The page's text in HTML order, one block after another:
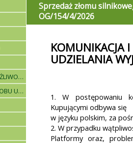
INFORMACJA NA TEMAT MOŻLIWOŚCI SKŁADANIA JEDNEJ OFERTY PRZEZ DWA LUB WIĘCEJ PODMIOTÓW ORAZ UCZESTNICTWA PODWYKONAWCÓW
KOMUNIKACJA I OPIS SPOSOBU UDZIELANIA WYJAŚNIEŃ
Sprzedaż złomu
OG/154/4/2026
KOMUNIKACJA
UDZIELANIA
1. W postępowaniu
Kupującymi odbywa się
w języku polskim, za
2. W przypadku
Platformy oraz,